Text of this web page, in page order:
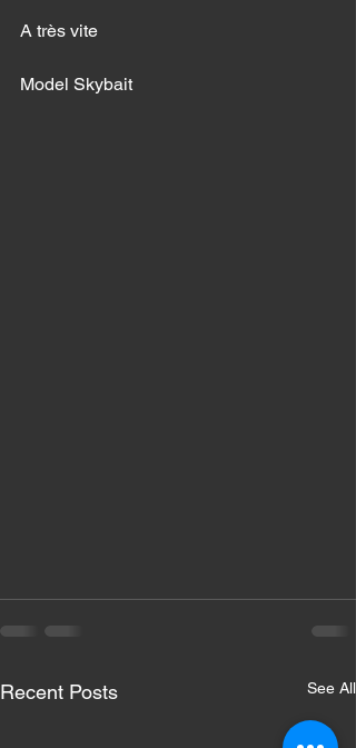
A très vite
Model Skybait
Recent Posts See All